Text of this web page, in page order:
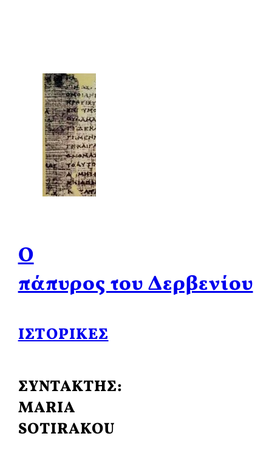
Ο
πάπυρος του Δερβενίου
ΙΣΤΟΡΙΚΈΣ
ΣΥΝΤΑΚΤΗΣ:
MARIA
SOTIRAKOU